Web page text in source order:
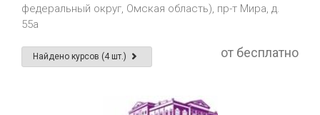
федеральный округ, Омская область), пр-т Мира, д.
55а
Найдено курсов (4 шт.) от бесплатно